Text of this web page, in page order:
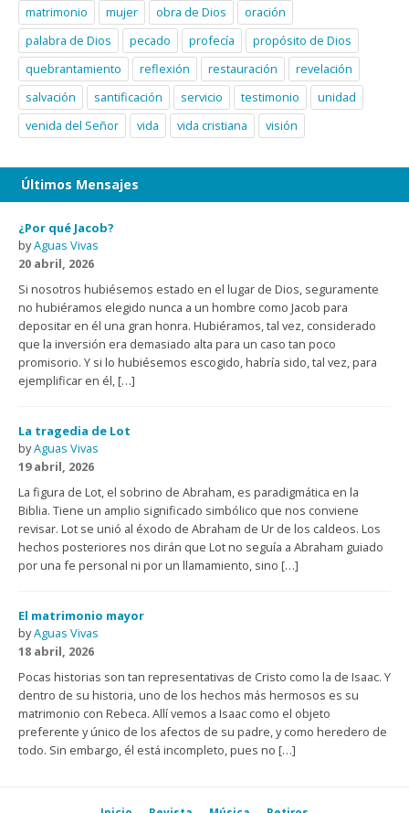
matrimonio
mujer obra de Dios
oración
palabra de Dios
pecado profecía
propósito de Dios
quebrantamiento
reflexión restauración
revelación
salvación
santificación servicio testimonio
unidad
venida del Señor
vida vida cristiana visión
Últimos Mensajes
¿Por qué Jacob?
byAguas Vivas
20 abril, 2026
Si nosotros hubiésemos estado en el lugar de Dios, seguramente
no hubiéramos elegido nunca a un hombre como Jacob para
depositar en él una gran honra. Hubiéramos, tal vez, considerado
que la inversión era demasiado alta para un caso tan poco
promisorio. Y si lo hubiésemos escogido, habría sido, tal vez, para
ejemplificar en él, […]
La tragedia de Lot
byAguas Vivas
19 abril, 2026
La figura de Lot, el sobrino de Abraham, es paradigmática en la
Biblia. Tiene un amplio significado simbólico que nos conviene
revisar. Lot se unió al éxodo de Abraham de Ur de los caldeos. Los
hechos posteriores nos dirán que Lot no seguía a Abraham guiado
por una fe personal ni por un llamamiento, sino […]
El matrimonio mayor
byAguas Vivas
18 abril, 2026
Pocas historias son tan representativas de Cristo como la de Isaac. Y
dentro de su historia, uno de los hechos más hermosos es su
matrimonio con Rebeca. Allí vemos a Isaac como el objeto
preferente y único de los afectos de su padre, y como heredero de
todo. Sin embargo, él está incompleto, pues no […]